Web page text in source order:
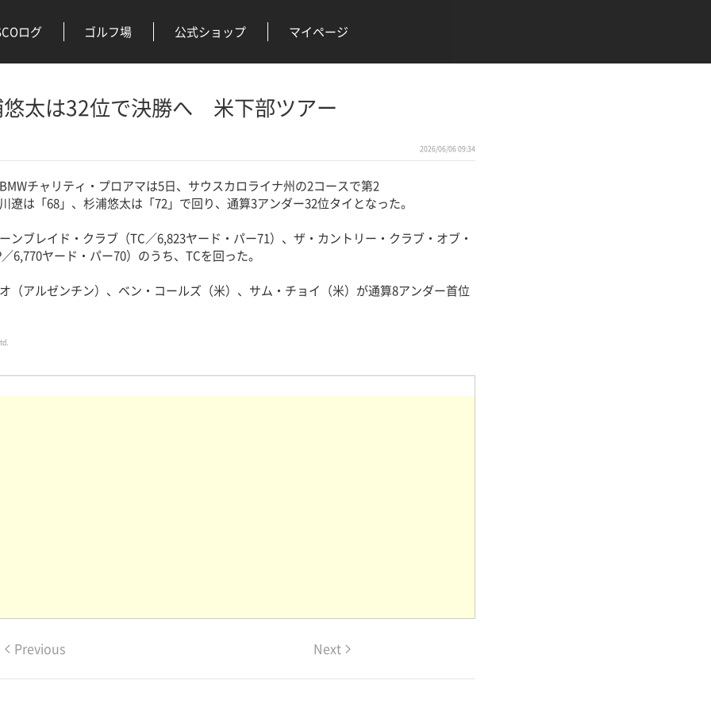
ログ ゴルフ場 公式ショップ マイページ
太は32位で決勝へ 米下部ツアー
2026/06/06 09:34
チャリティ・プロアマは5日、サウスカロライナ州の2コースで第2
遼は「68」、杉浦悠太は「72」で回り、通算3アンダー32位タイとなった。
ブレイド・クラブ（TC／6,823ヤード・パー71）、ザ・カントリー・クラブ・オブ・
6,770ヤード・パー70）のうち、TCを回った。
アルゼンチン）、ベン・コールズ（米）、サム・チョイ（米）が通算8アンダー首位
Previous Next